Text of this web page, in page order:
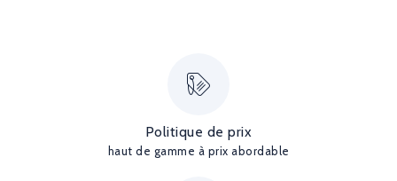
Politique de prix
haut de gamme à prix abordable